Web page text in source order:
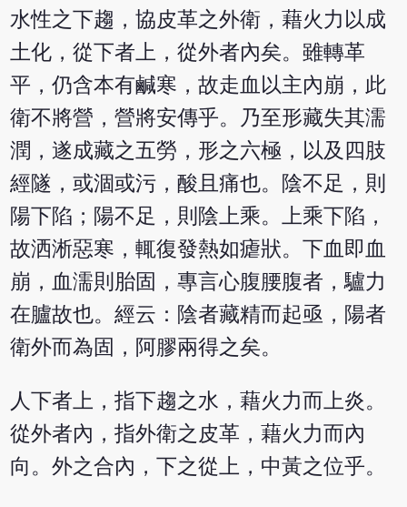
水性之下趨，協皮革之外衛，藉火力以成
土化，從下者上，從外者內矣。雖轉革
平，仍含本有鹹寒，故走血以主內崩，此
衛不將營，營將安傳乎。乃至形藏失其濡
潤，遂成藏之五勞，形之六極，以及四肢
經隧，或涸或污，酸且痛也。陰不足，則
陽下陷；陽不足，則陰上乘。上乘下陷，
故洒淅惡寒，輒復發熱如瘧狀。下血即血
崩，血濡則胎固，專言心腹腰腹者，驢力
在臚故也。經云：陰者藏精而起亟，陽者
衛外而為固，阿膠兩得之矣。
人下者上，指下趨之水，藉火力而上炎。
從外者內，指外衛之皮革，藉火力而內
向。外之合內，下之從上，中黃之位乎。